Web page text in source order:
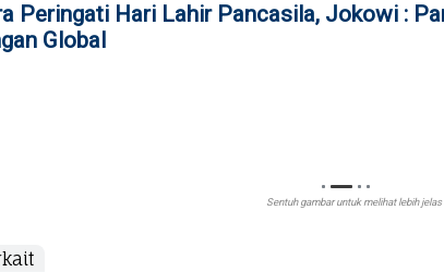
Peringati Hari Lahir Pancasila, Jokowi :
Global
Sentuh gambar untuk melihat lebih jelas